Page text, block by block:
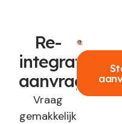
Re-
integratie
aanvragen?
Vraag
gemakkelijk